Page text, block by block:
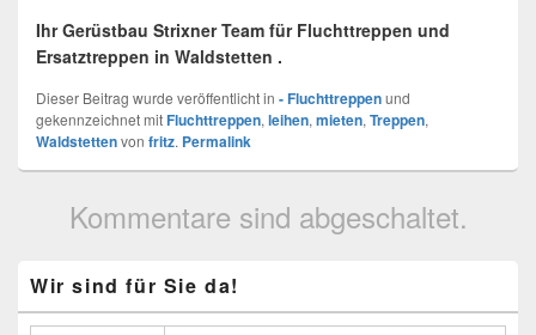
Ihr Gerüstbau Strixner Team für Fluchttreppen und
Ersatztreppen in Waldstetten .
Dieser Beitrag wurde veröffentlicht in - Fluchttreppenund
gekennzeichnet mitFluchttreppen, leihen, mieten, Treppen,
Waldstettenvon fritz. Permalink
Kommentare sind abgeschaltet.
Seitenleisten
Widget-
Wir sind für Sie da!